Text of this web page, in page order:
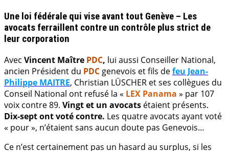
Une loi fédérale qui vise avant tout Genève – Les
avocats ferraillent contre un contrôle plus strict de
leur corporation
Avec Vincent Maître PDC, lui aussi Conseiller National,
ancien Président du PDC genevois et fils defeu Jean-
Philippe MAITRE, Christian LÜSCHER et ses collègues du
Conseil National ont refusé la « LEX Panama » par 107
voix contre 89. Vingt et un avocats étaient présents.
Dix-sept ont voté contre. Les quatre avocats ayant voté
« pour », n’étaient sans aucun doute pas Genevois…
Ce n’est certainement pas un hasard au surplus, si les